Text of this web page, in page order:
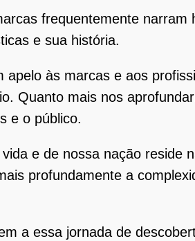
frequentemente
e sua história.
apelo às marcas e aos
Quanto mais nos
e o público.
e de nossa nação reside
profundamente a
a essa jornada de